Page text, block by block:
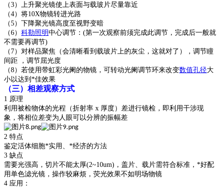
（3）上升聚光镜使上表面与载玻片尽量靠近
（4）将10X物镜转进光路
（5）下降聚光镜高度至视野变暗
（6） 科勒照明中心调节：(第一次观察前须完成此调节，完成后一般就
不需要再调节)
（ 7）对样品聚焦（会清晰看到载玻片上的灰尘，这就对了），调节瞳
间距 ，调节屈光度
（8）若使用带虹彩光阑的物镜，可转动光阑调节环来改变数值孔径大
小以达到*佳效果
（三）相差观察方式
1 原理
利用被检物体的光程（折射率 x 厚度）差进行镜检，即利用干涉现
象，将相位差变为人眼可以分辨的振幅差
2 特点
鉴定活体细胞*实用、*经济的方法
3 缺点
需要光强高，切片不能太厚(2~10um)，盖片、载片需符合标准，*好配
用单色滤光镜，操作较麻烦，荧光效果不如明场物镜
4 应用：